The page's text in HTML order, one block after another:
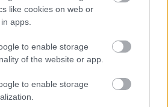
like cookies on web or
apps.
to enable storage
of the website or app.
to enable storage
az egészségügyi adatok
adatokból álló várak
a lehetőséget, hogy
információt biztonságosan